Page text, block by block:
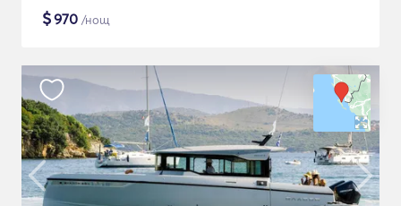
$970 /нощ